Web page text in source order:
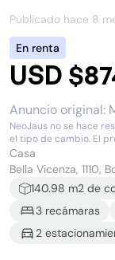
Publicado hace 8
En renta
USD
Anuncio original:
NeoJaus no se hace
el tipo de cambio. El
Casa
Bella Vicenza, 1110,
140.98 m2 de
3 recámaras
2